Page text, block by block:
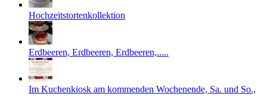
Hochzeitstortenkollektion
Erdbeeren, Erdbeeren, Erdbeeren,.....
Im Kuchenkiosk am kommenden Wochenende, Sa. und So.,